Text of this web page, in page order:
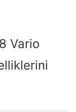
Vario